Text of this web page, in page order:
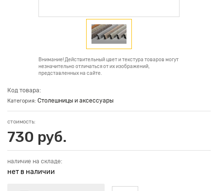
Внимание! Действительный цвет и текстура товаров могут
незначительно отличаться от их изображений,
представленных на сайте.
Код товара:
Категория: Столешницы и аксессуары
стоимость:
730 руб.
наличие на складе:
нет в наличии